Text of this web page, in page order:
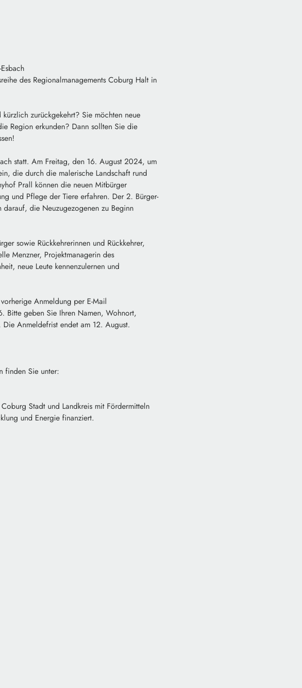
des Regionalmanagements Coburg Halt in
zurückgekehrt? Sie möchten neue
Region erkunden? Dann sollten Sie die
statt. Am Freitag, den 16. August 2024, um
die durch die malerische Landschaft rund
Prall können die neuen Mitbürger
und Pflege der Tiere erfahren. Der 2. Bürger-
darauf, die Neuzugezogenen zu Beginn
sowie Rückkehrerinnen und Rückkehrer,
Menzner, Projektmanagerin des
neue Leute kennenzulernen und
Anmeldung per E-Mail
Bitte geben Sie Ihren Namen, Wohnort,
Die Anmeldefrist endet am 12. August.
finden Sie unter:
Stadt und Landkreis mit Fördermitteln
und Energie finanziert.